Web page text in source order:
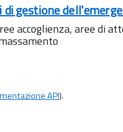
gestione
accoglienza, aree di
API).